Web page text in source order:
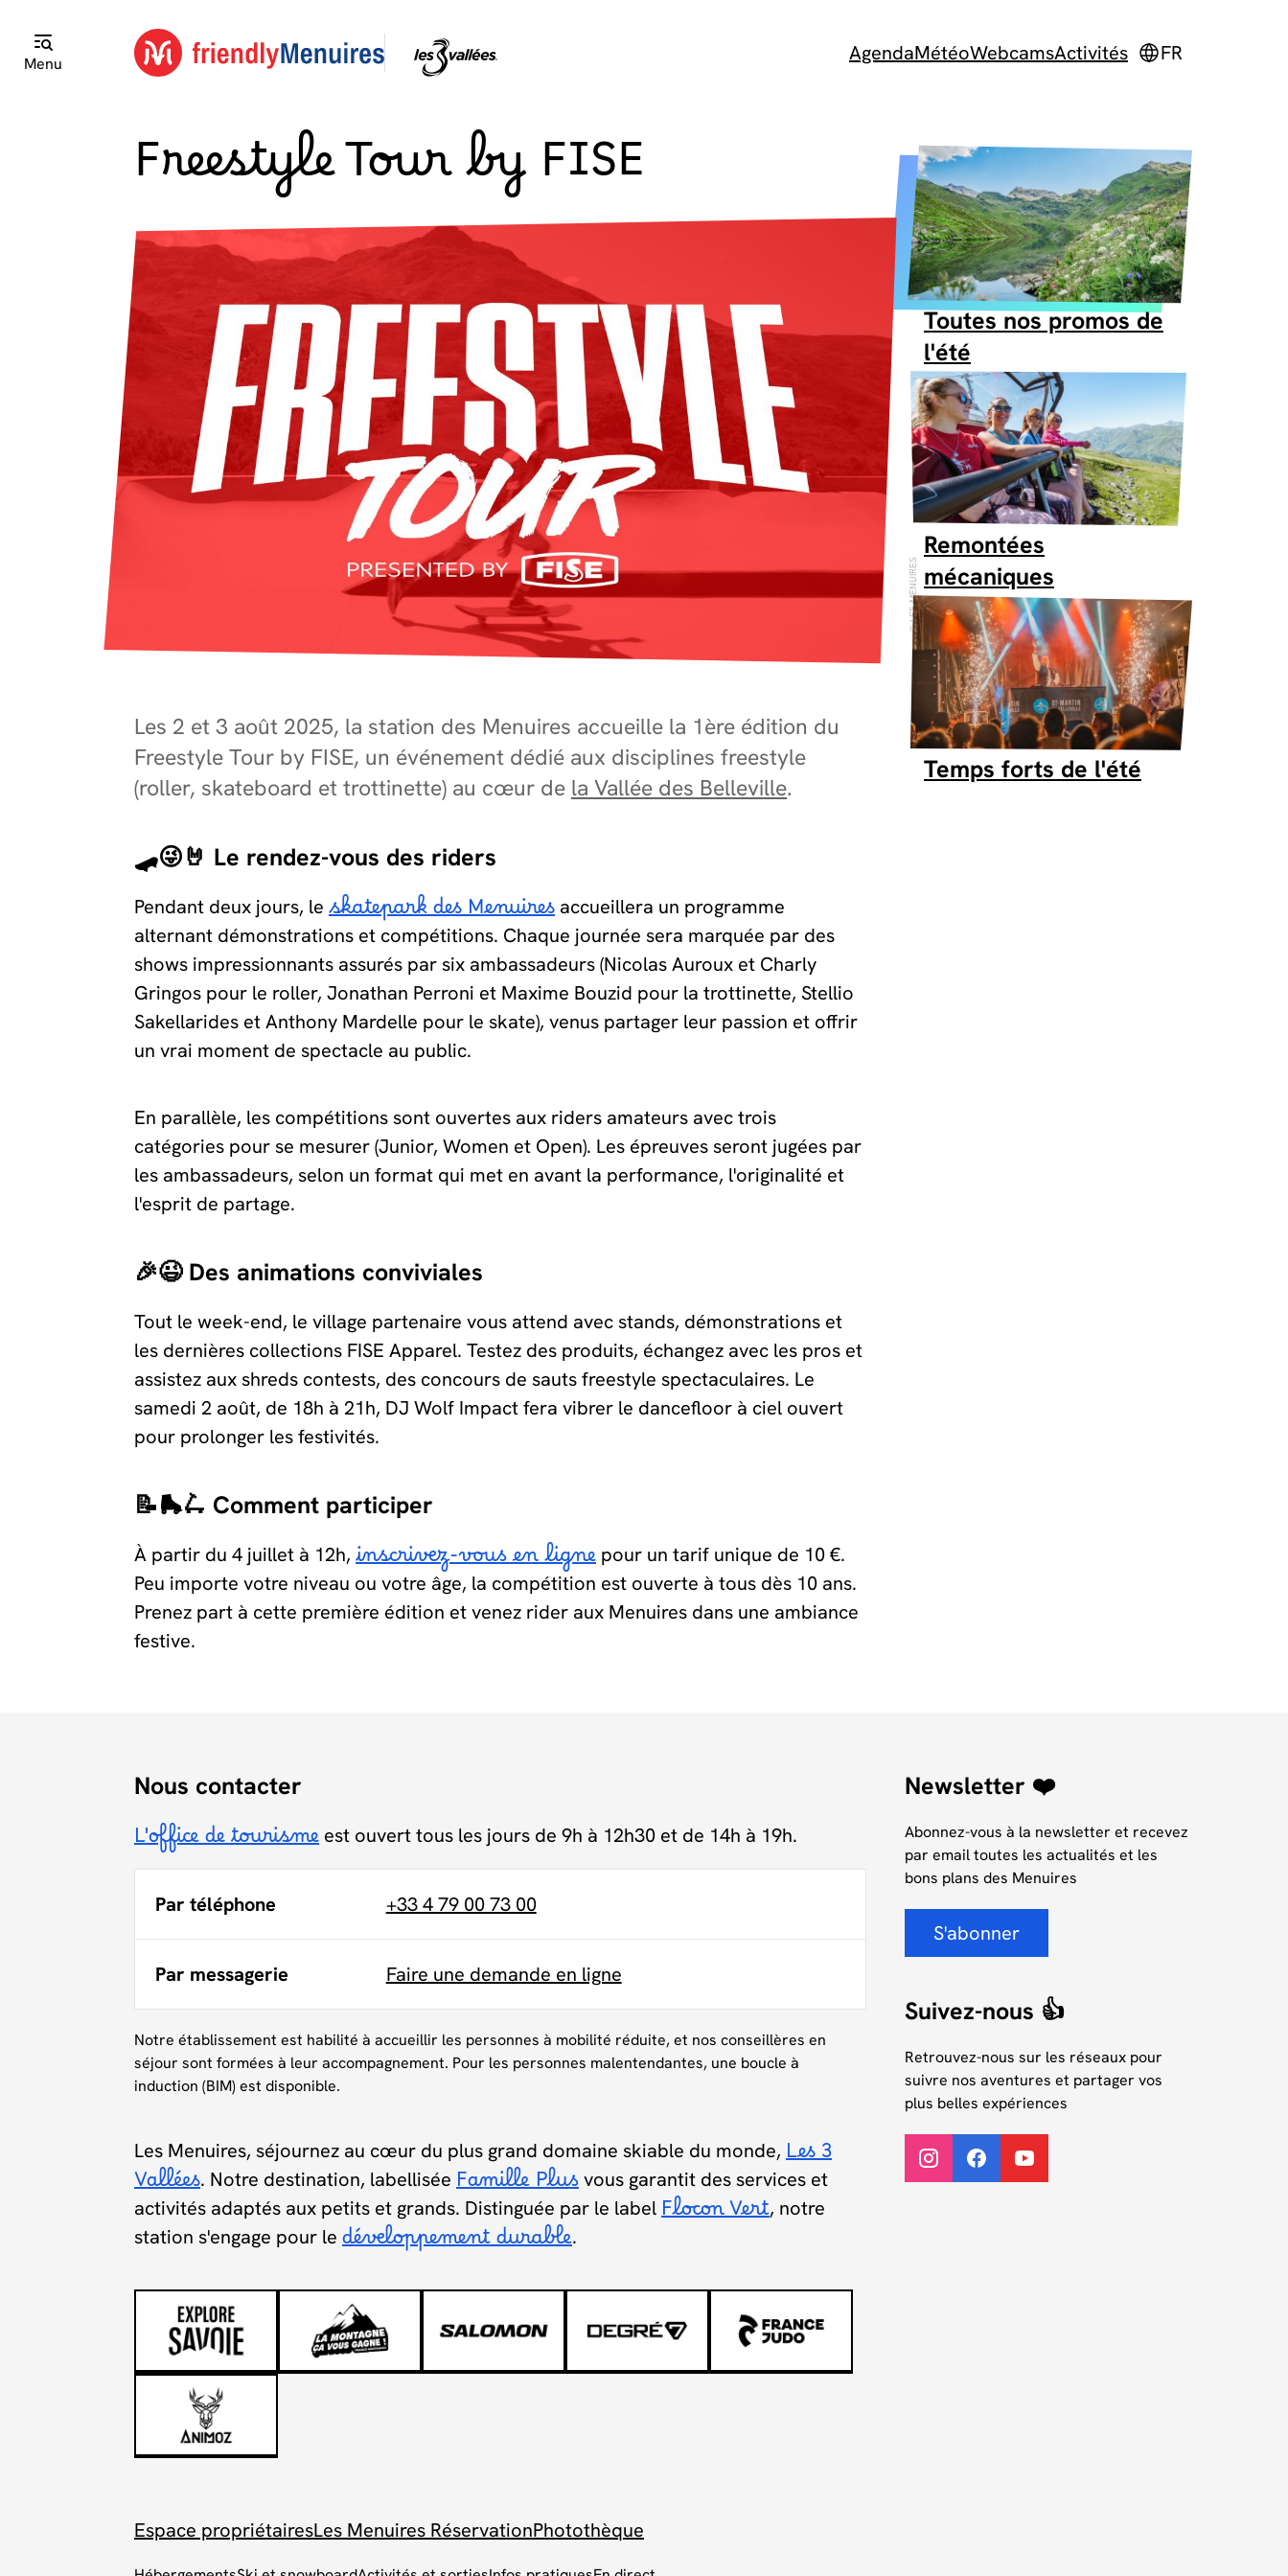
Menu AgendaMétéoWebcamsActivités FR
Freestyle Tour by FISE
LES MENUIRES
Les 2 et 3 août 2025, la station des Menuires accueille la 1ère édition du
Freestyle Tour by FISE, un événement dédié aux disciplines freestyle
(roller, skateboard et trottinette) au cœur de la Vallée des Belleville.
🛹😜🤘 Le rendez-vous des riders
Pendant deux jours, le skatepark des Menuires accueillera un programme
alternant démonstrations et compétitions. Chaque journée sera marquée par des
shows impressionnants assurés par six ambassadeurs (Nicolas Auroux et Charly
Gringos pour le roller, Jonathan Perroni et Maxime Bouzid pour la trottinette, Stellio
Sakellarides et Anthony Mardelle pour le skate), venus partager leur passion et offrir
un vrai moment de spectacle au public.
En parallèle, les compétitions sont ouvertes aux riders amateurs avec trois
catégories pour se mesurer (Junior, Women et Open). Les épreuves seront jugées par
les ambassadeurs, selon un format qui met en avant la performance, l'originalité et
l'esprit de partage.
🎉😉 Des animations conviviales
Tout le week-end, le village partenaire vous attend avec stands, démonstrations et
les dernières collections FISE Apparel. Testez des produits, échangez avec les pros et
assistez aux shreds contests, des concours de sauts freestyle spectaculaires. Le
samedi 2 août, de 18h à 21h, DJ Wolf Impact fera vibrer le dancefloor à ciel ouvert
pour prolonger les festivités.
📝🛼🛴 Comment participer
À partir du 4 juillet à 12h, inscrivez-vous en ligne pour un tarif unique de 10 €.
Peu importe votre niveau ou votre âge, la compétition est ouverte à tous dès 10 ans.
Prenez part à cette première édition et venez rider aux Menuires dans une ambiance
festive.
Toutes nos promos de
l'été
Remontées
mécaniques
Temps forts de l'été
Nous contacter
L'office de tourisme est ouvert tous les jours de 9h à 12h30 et de 14h à 19h.
Par téléphone +33 4 79 00 73 00
Par messagerie Faire une demande en ligne
Notre établissement est habilité à accueillir les personnes à mobilité réduite, et nos conseillères en
séjour sont formées à leur accompagnement. Pour les personnes malentendantes, une boucle à
induction (BIM) est disponible.
Les Menuires, séjournez au cœur du plus grand domaine skiable du monde, Les 3
Vallées. Notre destination, labellisée Famille Plusvous garantit des services et
activités adaptés aux petits et grands. Distinguée par le labelFlocon Vert, notre
station s'engage pour le développement durable.
Newsletter ❤️
Abonnez-vous à la newsletter et recevez
par email toutes les actualités et les
bons plans des Menuires
S'abonner
Suivez-nous 👍
Retrouvez-nous sur les réseaux pour
suivre nos aventures et partager vos
plus belles expériences
Espace propriétairesLes Menuires RéservationPhotothèque